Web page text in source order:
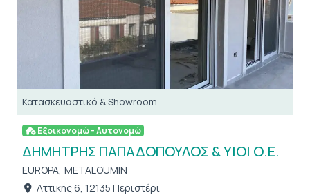
Κατασκευαστικό & Showroom
Εξοικονομώ - Αυτονομώ
ΔΗΜΗΤΡΗΣ ΠΑΠΑΔΟΠΟΥΛΟΣ & ΥΙΟΙ Ο.Ε.
EUROPA, METALOUMIN
Αττικής 6, 12135 Περιστέρι